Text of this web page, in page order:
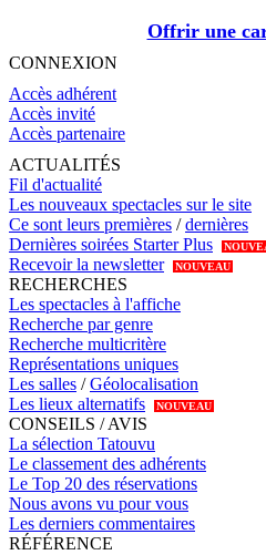
Offrir une
CONNEXION
Accès adhérent
Accès invité
Accès partenaire
ACTUALITÉS
Fil d'actualité
Les nouveaux spectacles sur le site
Ce sont leurs premières /dernières
Dernières soirées Starter Plus
Recevoir la newsletter NOUVEAU
RECHERCHES
Les spectacles à l'affiche
Recherche par genre
Recherche multicritère
Représentations uniques
Les salles /Géolocalisation
Les lieux alternatifs
NOUVEAU
CONSEILS / AVIS
La sélection Tatouvu
Le classement des adhérents
Le Top 20 des réservations
Nous avons vu pour vous
Les derniers commentaires
RÉFÉRENCE